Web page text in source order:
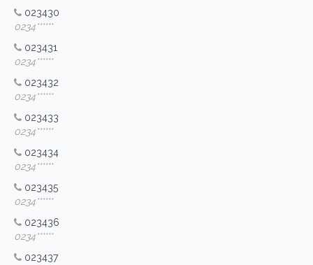
023430
0234******
023431
0234******
023432
0234******
023433
0234******
023434
0234******
023435
0234******
023436
0234******
023437